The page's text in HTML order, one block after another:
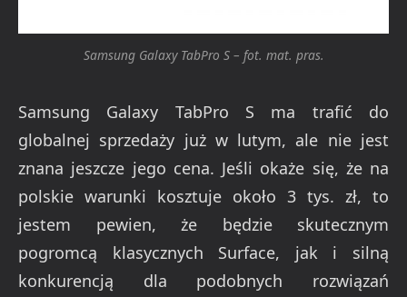
Samsung Galaxy TabPro S – fot. mat. pras.
Samsung Galaxy TabPro S ma trafić do
globalnej sprzedaży już w lutym, ale nie jest
znana jeszcze jego cena. Jeśli okaże się, że na
polskie warunki kosztuje około 3 tys. zł, to
jestem pewien, że będzie skutecznym
pogromcą klasycznych Surface, jak i silną
konkurencją dla podobnych rozwiązań